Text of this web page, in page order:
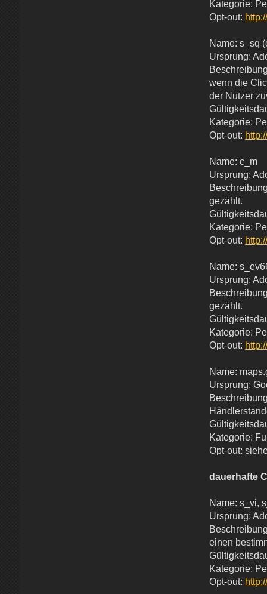
Kategorie:
Opt-out:
Name: s_sq
Ursprung:
wenn die
der Nutzer
Kategorie:
Opt-out:
Name: c_m
Ursprung:
gezählt.
Kategorie:
Opt-out:
Name:
Ursprung:
gezählt.
Kategorie:
Opt-out:
Name:
Ursprung:
Kategorie:
Opt-out:
dauerhafte
Name: s_vi,
Ursprung:
einen
Kategorie:
Opt-out: